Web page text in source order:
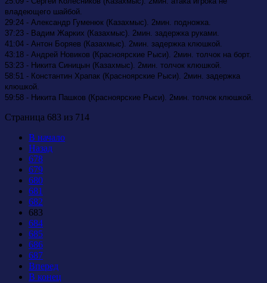
владеющего шайбой.
29:24 - Александр Гуменюк (Казахмыс). 2мин. подножка.
37:23 - Вадим Жарких (Казахмыс). 2мин. задержка руками.
41:04 - Антон Боряев (Казахмыс). 2мин. задержка клюшкой.
43:18 - Андрей Новиков (Красноярские Рыси). 2мин. толчок на борт.
53:23 - Никита Синицын (Казахмыс). 2мин. толчок клюшкой.
58:51 - Константин Храпак (Красноярские Рыси). 2мин. задержка
клюшкой.
59:58 - Никита Пашков (Красноярские Рыси). 2мин. толчок клюшкой.
Страница 683 из 714
В начало
Назад
678
679
680
681
682
683
684
685
686
687
Вперед
В конец